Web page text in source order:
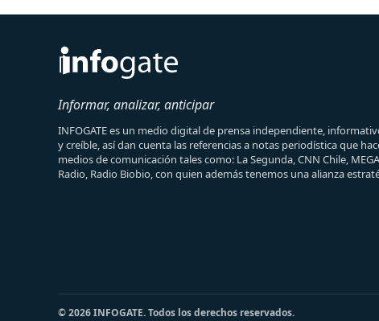
Informar, analizar, anticipar
INFOGATE es un medio digital de prensa independiente,
y creíble, así dan cuenta las referencias a notas periodística que
medios de comunicación tales como: La Segunda, CNN Chile,
Radio, Radio Biobio, con quien además tenemos una alianza
© 2026 INFOGATE. Todos los derechos reservados.